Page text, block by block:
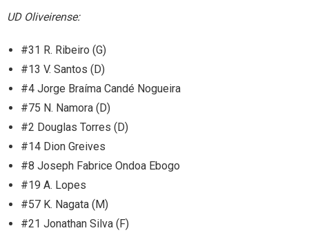
UD Oliveirense:
#31 R. Ribeiro (G)
#13 V. Santos (D)
#4 Jorge Braíma Candé Nogueira
#75 N. Namora (D)
#2 Douglas Torres (D)
#14 Dion Greives
#8 Joseph Fabrice Ondoa Ebogo
#19 A. Lopes
#57 K. Nagata (M)
#21 Jonathan Silva (F)